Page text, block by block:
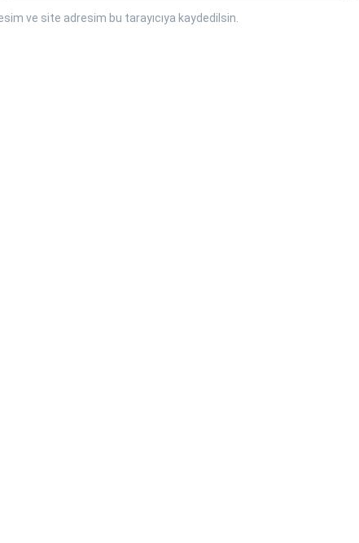
ve site adresim bu tarayıcıya kaydedilsin.